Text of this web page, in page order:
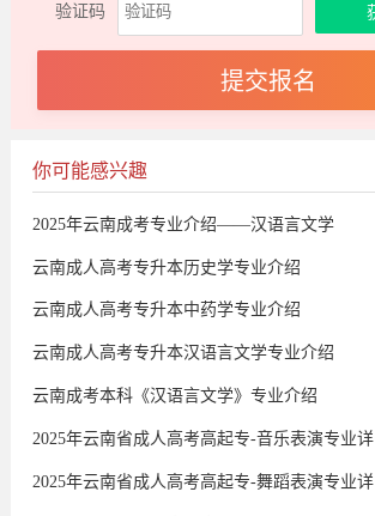
验证码
你可能感兴趣
2025年云南成考专业介绍——汉语言文学
云南成人高考专升本历史学专业介绍
云南成人高考专升本中药学专业介绍
云南成人高考专升本汉语言文学专业介绍
云南成考本科《汉语言文学》专业介绍
2025年云南省成人高考高起专-音乐表演专业详
细介绍
2025年云南省成人高考高起专-舞蹈表演专业详